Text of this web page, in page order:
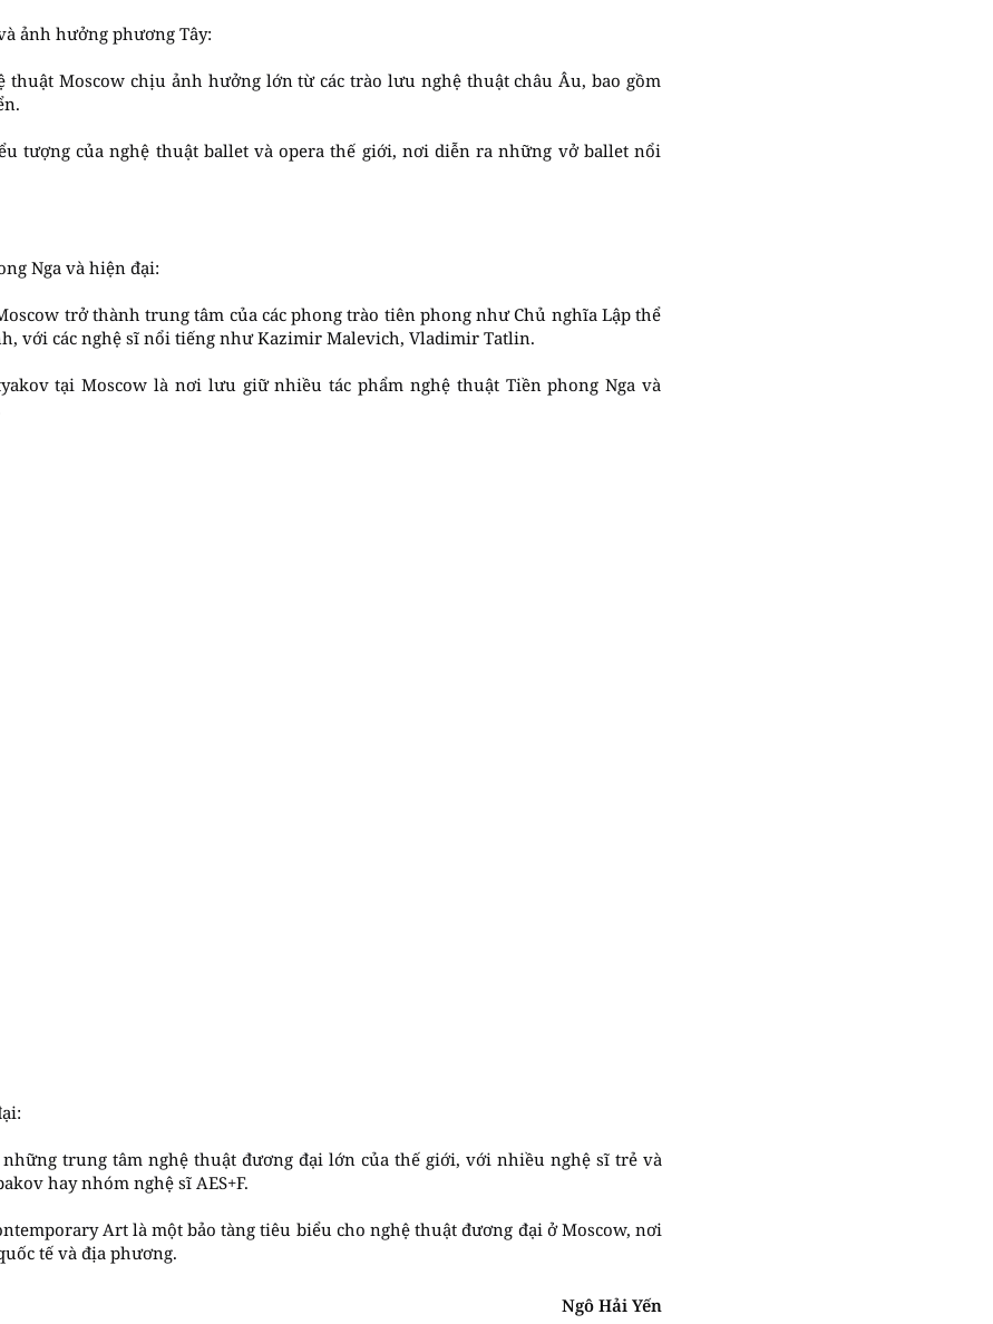
ảnh hưởng phương Tây:
thuật Moscow chịu ảnh hưởng lớn từ các trào lưu nghệ thuật châu Âu, bao gồm
tượng của nghệ thuật ballet và opera thế giới, nơi diễn ra những vở ballet nổi
Nga và hiện đại:
trở thành trung tâm của các phong trào tiên phong như Chủ nghĩa Lập thể
với các nghệ sĩ nổi tiếng như Kazimir Malevich, Vladimir Tatlin.
tại Moscow là nơi lưu giữ nhiều tác phẩm nghệ thuật Tiền phong Nga và
trung tâm nghệ thuật đương đại lớn của thế giới, với nhiều nghệ sĩ trẻ và
hay nhóm nghệ sĩ AES+F.
Art là một bảo tàng tiêu biểu cho nghệ thuật đương đại ở Moscow, nơi
tế và địa phương.
Ngô Hải Yến